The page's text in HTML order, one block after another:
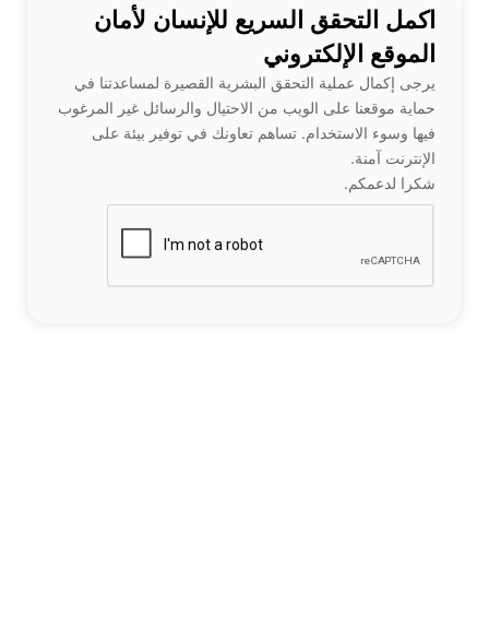
اكمل التحقق السريع للإنسان لأمان
الموقع الإلكتروني
يرجى إكمال عملية التحقق البشرية القصيرة لمساعدتنا في
حماية موقعنا على الويب من الاحتيال والرسائل غير المرغوب
فيها وسوء الاستخدام. تساهم تعاونك في توفير بيئة على
الإنترنت آمنة.
شكرا لدعمكم.